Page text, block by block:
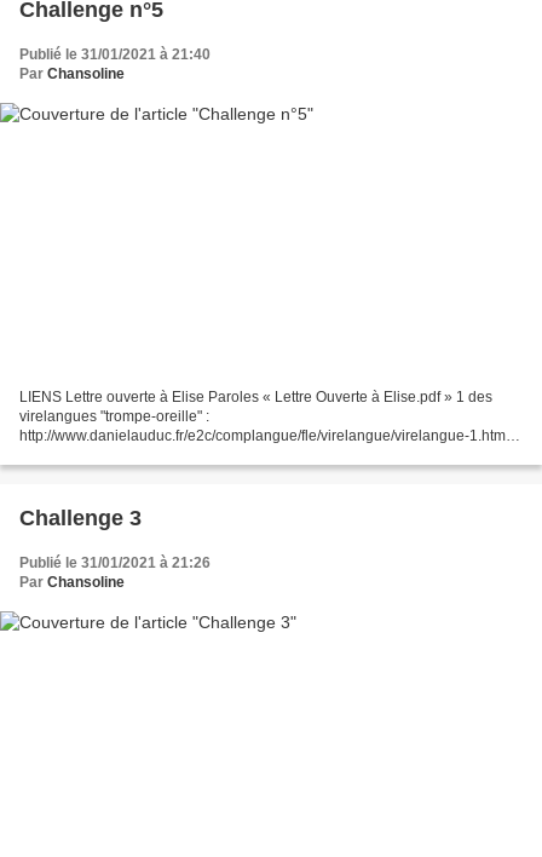
Challenge n°5
Publié le 31/01/2021 à 21:40
Par Chansoline
LIENS Lettre ouverte à Elise Paroles « Lettre Ouverte à Elise.pdf » 1 des
virelangues "trompe-oreille" :
http://www.danielauduc.fr/e2c/complangue/fle/virelangue/virelangue-1.html
Challenge 3
Publié le 31/01/2021 à 21:26
Par Chansoline